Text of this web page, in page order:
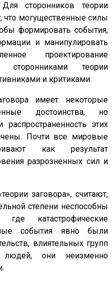
сторонников теории
что могущественные силы
формировать события,
и манипулировать
проектирование
сторонниками теории
и критиками.
имеет некоторые
достоинства, но
этих
Почти все мировые
как результат
разрозненных сил и
заговора», считают,
степени неспособны
катастрофические
события явно были
влиятельных групп
они неизменно